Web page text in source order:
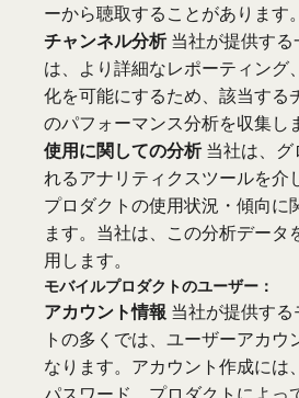
ーから聴取することがあります。
チャンネル分析当社が提供する
は、より詳細なレポーティング
化を可能にするため、該当する
のパフォーマンス分析を収集し
使用に関しての分析当社は、グ
れるアナリティクスツールを介
プロダクトの使用状況・傾向に
ます。当社は、この分析データ
用します。
モバイルプロダクトのユーザー：
アカウント情報 当社が提供す
トの多くでは、ユーザーアカウ
なります。アカウント作成には